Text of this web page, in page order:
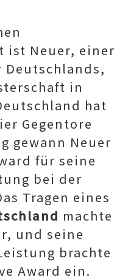
ist Neuer, einer
Deutschlands,
in
hat
Gegentore
gewann Neuer
für seine
bei der
Tragen eines
machte
und seine
brachte
Award ein.